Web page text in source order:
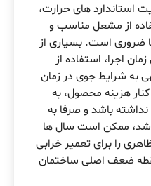
استاندارد های حرارت،
از مشعل مناسب و
ضروری است. بسیاری از
اجرا، استفاده از
به شرایط جوی در زمان
هزینه محصول، به
باشد و صرفا به
باشد، ممکن است سال ها
را برای تعمیر خرابی
ضعف اصلی ساختمان